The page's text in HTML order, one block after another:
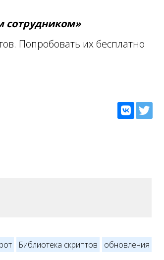
сотрудником»
Попробовать их бесплатно
Библиотека скриптов обновления